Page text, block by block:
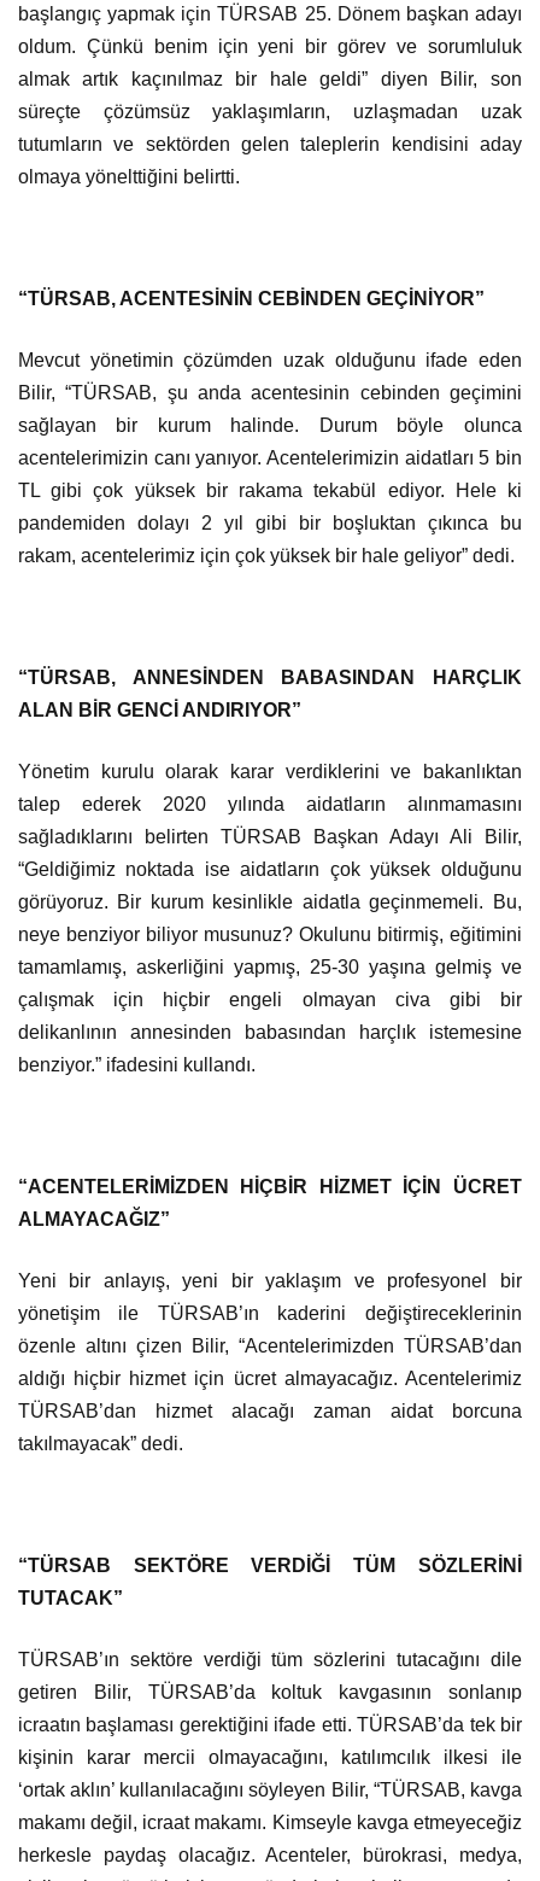
başlangıç yapmak için TÜRSAB 25. Dönem başkan adayı
oldum. Çünkü benim için yeni bir görev ve sorumluluk
almak artık kaçınılmaz bir hale geldi” diyen Bilir, son
süreçte çözümsüz yaklaşımların, uzlaşmadan uzak
tutumların ve sektörden gelen taleplerin kendisini aday
olmaya yönelttiğini belirtti.
“TÜRSAB, ACENTESİNİN CEBİNDEN GEÇİNİYOR”
Mevcut yönetimin çözümden uzak olduğunu ifade eden
Bilir, “TÜRSAB, şu anda acentesinin cebinden geçimini
sağlayan bir kurum halinde. Durum böyle olunca
acentelerimizin canı yanıyor. Acentelerimizin aidatları 5 bin
TL gibi çok yüksek bir rakama tekabül ediyor. Hele ki
pandemiden dolayı 2 yıl gibi bir boşluktan çıkınca bu
rakam, acentelerimiz için çok yüksek bir hale geliyor” dedi.
“TÜRSAB, ANNESİNDEN BABASINDAN HARÇLIK
ALAN BİR GENCİ ANDIRIYOR”
Yönetim kurulu olarak karar verdiklerini ve bakanlıktan
talep ederek 2020 yılında aidatların alınmamasını
sağladıklarını belirten TÜRSAB Başkan Adayı Ali Bilir,
“Geldiğimiz noktada ise aidatların çok yüksek olduğunu
görüyoruz. Bir kurum kesinlikle aidatla geçinmemeli. Bu,
neye benziyor biliyor musunuz? Okulunu bitirmiş, eğitimini
tamamlamış, askerliğini yapmış, 25-30 yaşına gelmiş ve
çalışmak için hiçbir engeli olmayan civa gibi bir
delikanlının annesinden babasından harçlık istemesine
benziyor.” ifadesini kullandı.
“ACENTELERİMİZDEN HİÇBİR HİZMET İÇİN ÜCRET
ALMAYACAĞIZ”
Yeni bir anlayış, yeni bir yaklaşım ve profesyonel bir
yönetişim ile TÜRSAB’ın kaderini değiştireceklerinin
özenle altını çizen Bilir, “Acentelerimizden TÜRSAB’dan
aldığı hiçbir hizmet için ücret almayacağız. Acentelerimiz
TÜRSAB’dan hizmet alacağı zaman aidat borcuna
takılmayacak” dedi.
“TÜRSAB SEKTÖRE VERDİĞİ TÜM SÖZLERİNİ
TUTACAK”
TÜRSAB’ın sektöre verdiği tüm sözlerini tutacağını dile
getiren Bilir, TÜRSAB’da koltuk kavgasının sonlanıp
icraatın başlaması gerektiğini ifade etti. TÜRSAB’da tek bir
kişinin karar mercii olmayacağını, katılımcılık ilkesi ile
‘ortak aklın’ kullanılacağını söyleyen Bilir, “TÜRSAB, kavga
makamı değil, icraat makamı. Kimseyle kavga etmeyeceğiz
herkesle paydaş olacağız. Acenteler, bürokrasi, medya,